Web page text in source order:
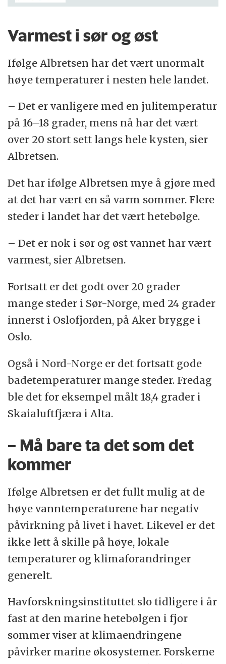
Varmest i sør og øst
Ifølge Albretsen har det vært unormalt
høye temperaturer i nesten hele landet.
– Det er vanligere med en julitemperatur
på 16–18 grader, mens nå har det vært
over 20 stort sett langs hele kysten, sier
Albretsen.
Det har ifølge Albretsen mye å gjøre med
at det har vært en så varm sommer. Flere
steder i landet har det vært hetebølge.
– Det er nok i sør og øst vannet har vært
varmest, sier Albretsen.
Fortsatt er det godt over 20 grader
mange steder i Sør-Norge, med 24 grader
innerst i Oslofjorden, på Aker brygge i
Oslo.
Også i Nord-Norge er det fortsatt gode
badetemperaturer mange steder. Fredag
ble det for eksempel målt 18,4 grader i
Skaialuftfjæra i Alta.
– Må bare ta det som det
kommer
Ifølge Albretsen er det fullt mulig at de
høye vanntemperaturene har negativ
påvirkning på livet i havet. Likevel er det
ikke lett å skille på høye, lokale
temperaturer og klimaforandringer
generelt.
Havforskningsinstituttet slo tidligere i år
fast at den marine hetebølgen i fjor
sommer viser at klimaendringene
påvirker marine økosystemer. Forskerne